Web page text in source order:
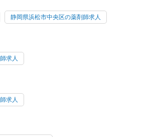
静岡県浜松市中央区の薬剤師求人
求人
求人